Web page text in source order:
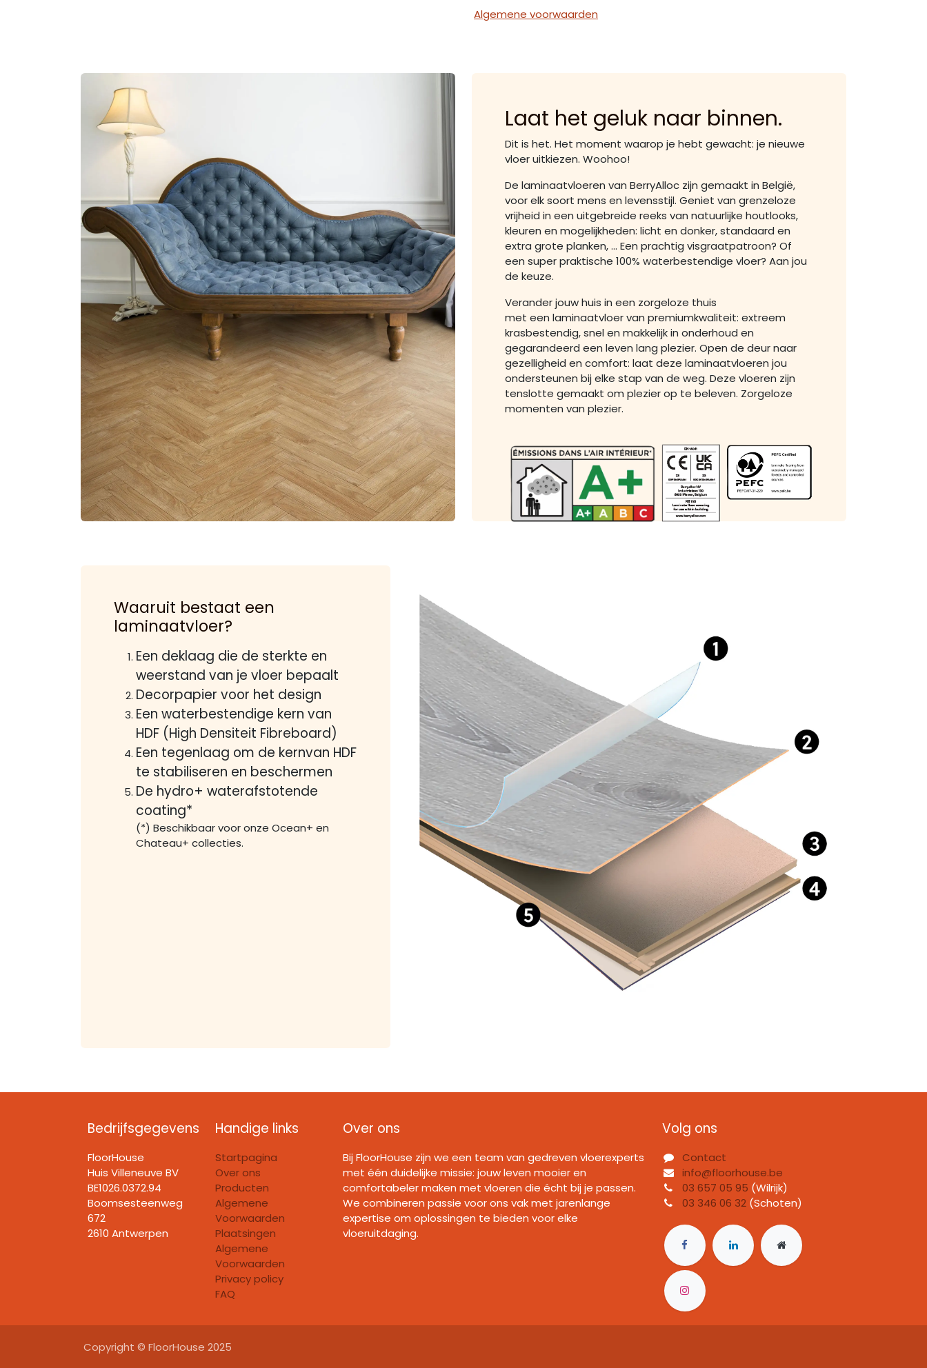
Algemene voorwaarden
Laat het geluk naar binnen.
Dit is het. Het moment waarop je hebt gewacht: je nieuwe
vloer uitkiezen. Woohoo!
De laminaatvloeren van BerryAlloc zijn gemaakt in België,
voor elk soort mens en levensstijl. Geniet van grenzeloze
vrijheid in een uitgebreide reeks van natuurlijke houtlooks,
kleuren en mogelijkheden: licht en donker, standaard en
extra grote planken, … Een prachtig visgraatpatroon? Of
een super praktische 100% waterbestendige vloer? Aan jou
de keuze.
Verander jouw huis in een zorgeloze thuis
met een laminaatvloer van premiumkwaliteit: extreem
krasbestendig, snel en makkelijk in onderhoud en
gegarandeerd een leven lang plezier. Open de deur naar
gezelligheid en comfort: laat deze laminaatvloeren jou
ondersteunen bij elke stap van de weg. Deze vloeren zijn
tenslotte gemaakt om plezier op te beleven. Zorgeloze
momenten van plezier.
Waaruit bestaat een
laminaatvloer?
Een deklaag die de sterkte en
weerstand van je vloer bepaalt
Decorpapier voor het design
Een waterbestendige kern van
HDF (High Densiteit Fibreboard)
Een tegenlaag om de kernvan HDF
te stabiliseren en beschermen
De hydro+ waterafstotende
coating*
(*) Beschikbaar voor onze Ocean+ en
Chateau+ collecties.
Volg ons
Contact
info@floorhouse.be
03 657 05 95 (Wilrijk)
03 346 06 32(Schoten)
Over ons
Bij FloorHouse zijn we een team van gedreven vloerexperts
met één duidelijke missie: jouw leven mooier en
comfortabeler maken met vloeren die écht bij je passen.
We combineren passie voor ons vak met jarenlange
expertise om oplossingen te bieden voor elke
vloeruitdaging.
Handige links
Startpagina
Over ons
Producten
Algemene
Voorwaarden
Plaatsingen
Algemene
Voorwaarden
Privacy policy
FAQ
Bedrijfsgegevens
FloorHouse
Huis Villeneuve BV​
BE1026.0372.94
Boomsesteenweg
672
2610 Antwerpen
Copyright © FloorHouse 2025